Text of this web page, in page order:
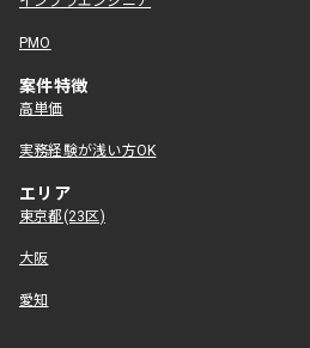
PMO
案件特徴
高単価
実務経験が浅い方OK
エリア
東京都(23区)
大阪
愛知